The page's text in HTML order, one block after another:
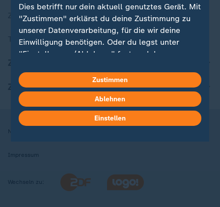
ZDFheute Stories
Themen im Überblick
ZDFheute Apps
Nutzungsbedingungen
Impressum
Wechseln zu:
Dies betrifft nur dein aktuell genutztes Gerät. Mit
"Zustimmen" erklärst du deine Zustimmung zu
unserer Datenverarbeitung, für die wir deine
Einwilligung benötigen. Oder du legst unter
"Einstellungen/Ablehnen" fest, welchen
welchen nicht. Deine Datenschutzeinstellungen
kannst du jederzeit mit Wirkung für die Zukunft
in deinen Einstellungen widerrufen oder ändern.
Hier findest du das Impressum.
Zustimmen
Ablehnen
Einstellen